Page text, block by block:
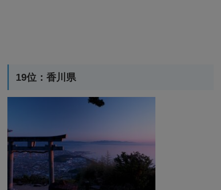
19位：香川県